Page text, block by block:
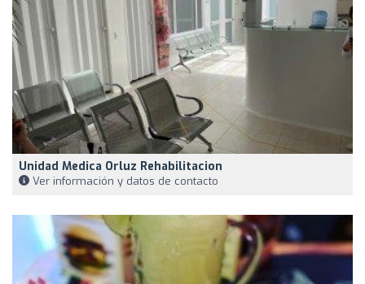
Unidad Medica Orluz Rehabilitacion
Ver información y datos de contacto